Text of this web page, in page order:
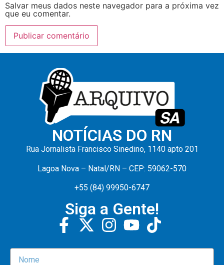
Salvar meus dados neste navegador para a próxima vez
que eu comentar.
NOTÍCIAS DO RN
Rua Jornalista Francisco Sinedino, 1140 apto 201
Lagoa Nova – Natal/RN – CEP: 59062-570
+55 (84) 99950-6747
Siga a Gente!